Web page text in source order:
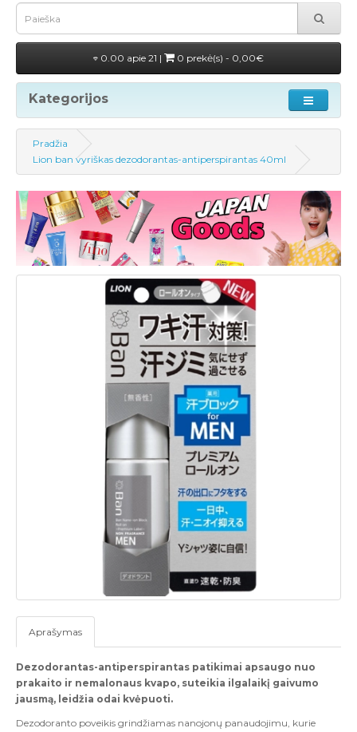
0.00 apie 21 | 0 prekė(s) - 0,00€
Kategorijos
Pradžia
Lion ban vyriškas dezodorantas-antiperspirantas 40ml
Aprašymas
Dezodorantas-antiperspirantas patikimai apsaugo nuo
prakaito ir nemalonaus kvapo, suteikia ilgalaikį gaivumo
jausmą, leidžia odai kvėpuoti.
Dezodoranto poveikis grindžiamas nanojonų panaudojimu, kurie